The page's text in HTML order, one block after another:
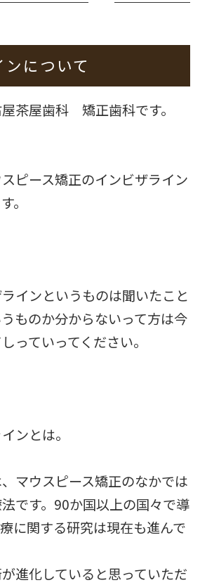
について
茶屋歯科 矯正歯科です。
ピース矯正のインビザライン
。
インというものは聞いたこと
ものか分からないって方は今
っていってください。
ンとは。
マウスピース矯正のなかでは
です。90か国以上の国々で導
に関する研究は現在も進んで
進化していると思っていただ